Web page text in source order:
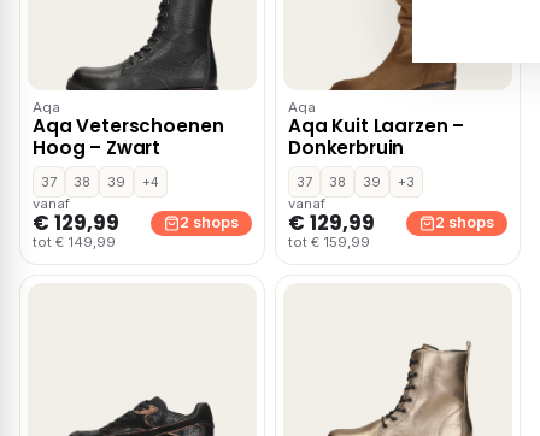
Aqa
Aqa Veterschoenen
Hoog – Zwart
37 38 39
+4
vanaf
€ 129,99
tot € 149,99
2 shops
Aqa
Aqa Kuit Laarzen –
Donkerbruin
37 38 39
+3
vanaf
€ 129,99
tot € 159,99
2 shops